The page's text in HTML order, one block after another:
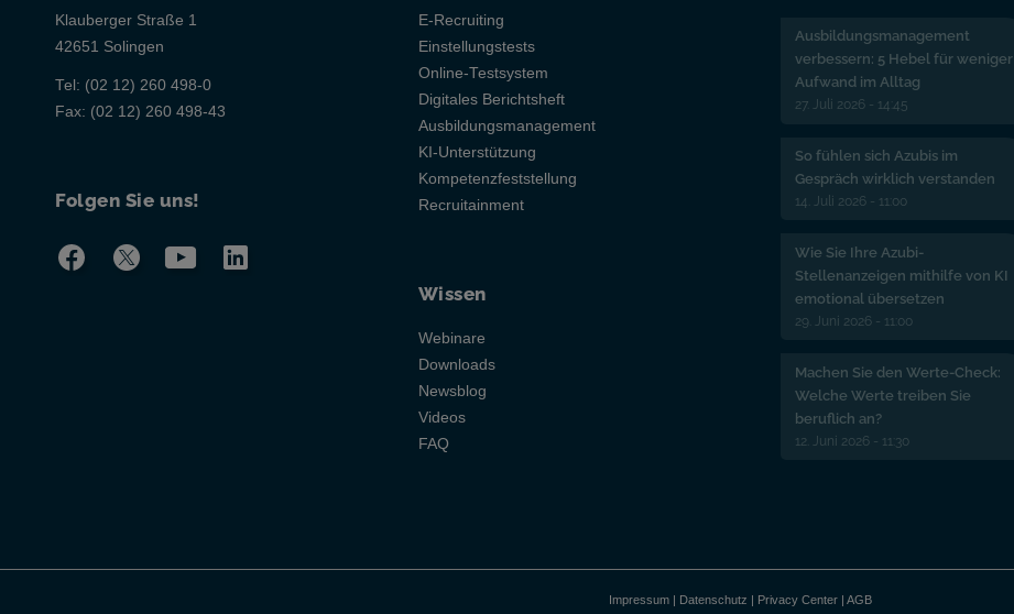
Klauberger Straße 1
42651 Solingen
Tel: (02 12) 260 498-0
Fax: (02 12) 260 498-43
Folgen Sie uns!
E-Recruiting
Einstellungstests
Online-Testsystem
Digitales Berichtsheft
Ausbildungsmanagement
KI-Unterstützung
Kompetenzfeststellung
Recruitainment
Wissen
Webinare
Downloads
Newsblog
Videos
FAQ
Ausbildungsmanagement
verbessern: 5 Hebel für weniger
Aufwand im Alltag
27. Juli 2026 - 14:45
So fühlen sich Azubis im
Gespräch wirklich verstanden
14. Juli 2026 - 11:00
Wie Sie Ihre Azubi-
Stellenanzeigen mithilfe von KI
emotional übersetzen
29. Juni 2026 - 11:00
Machen Sie den Werte-Check:
Welche Werte treiben Sie
beruflich an?
12. Juni 2026 - 11:30
Impressum| Datenschutz | Privacy Center| AGB